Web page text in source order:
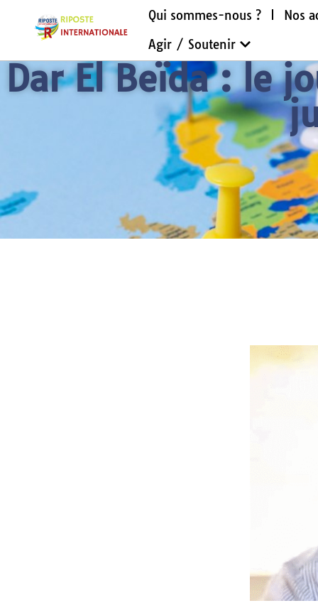
Qui sommes-nous ? Nos
Agir / Soutenir
Dar El Beïda : le